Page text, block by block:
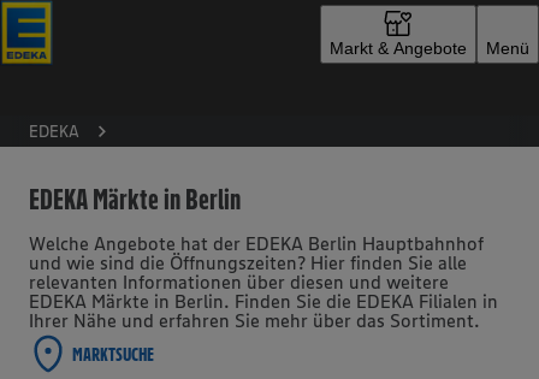
Markt & Angebote Menü
EDEKA
EDEKA Märkte in Berlin
Welche Angebote hat der EDEKA Berlin Hauptbahnhof
und wie sind die Öffnungszeiten? Hier finden Sie alle
relevanten Informationen über diesen und weitere
EDEKA Märkte in Berlin. Finden Sie die EDEKA Filialen in
Ihrer Nähe und erfahren Sie mehr über das Sortiment.
MARKTSUCHE